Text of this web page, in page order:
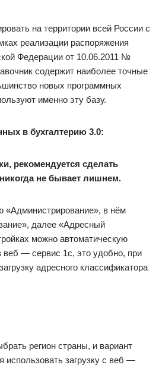
на территории всей России с
реализации распоряжения
Федерации от 10.06.2011 №
содержит наиболее точные
новых программных
именно эту базу.
в бухгалтерию 3.0:
рекомендуется сделать
не бывает лишнем.
«Администрирование», в нём
далее «Адресный
можно автоматическую
веб — сервис 1с, это удобно, при
адресного классификатора
регион страны, и вариант
использовать загрузку с веб —